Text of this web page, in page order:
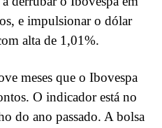
e impulsionar o dólar
alta de 1,01%.
meses que o Ibovespa
O indicador está no
do ano passado. A bolsa